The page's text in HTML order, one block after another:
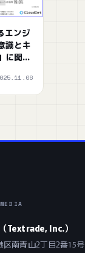
エンジ
識とキ
に関す
Textrade, Inc.）
南青山2丁目2番15号